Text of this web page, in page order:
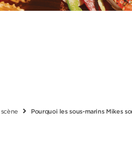
Pourquoi les sous-marins Mikes